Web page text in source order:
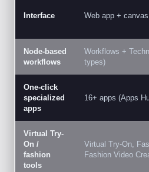
Interface Web app +
Node-based
workflows
Workflows +
types)
One-click
specialized
apps
16+ apps (Apps
Virtual Try-
On /
fashion
tools
Virtual Try-On,
Fashion Video